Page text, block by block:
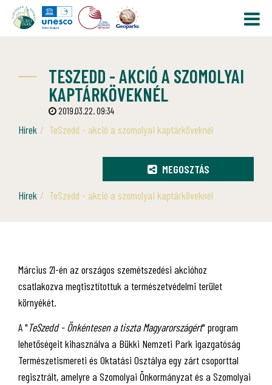
TESZEDD - AKCIÓ A SZOMOLYAI
KAPTÁRKÖVEKNÉL
2019.03.22. 09:34
Hírek TeSzedd - akció a szomolyai kaptárköveknél
MEGOSZTÁS
Hírek
TeSzedd - akció a szomolyai kaptárköveknél
Március 21-én az országos szemétszedési akcióhoz
csatlakozva megtisztítottuk a természetvédelmi terület
környékét.
A "TeSzedd - Önkéntesen a tiszta Magyarországért" program
lehetőségeit kihasználva a Bükki Nemzeti Park igazgatóság
Természetismereti és Oktatási Osztálya egy zárt csoporttal
regisztrált, amelyre a Szomolyai Önkormányzat és a Szomolyai